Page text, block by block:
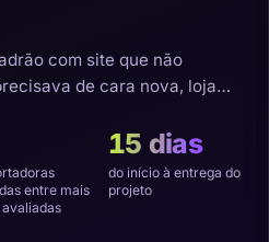
com site que não
de cara nova, loja
entre mais
15 dias
do início à entrega do
projeto